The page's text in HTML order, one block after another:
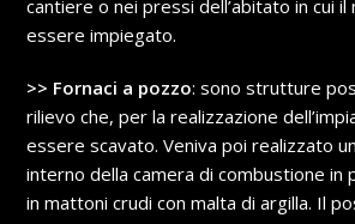
cantiere o nei pressi dell’abitato in cui
essere impiegato.
>> Fornaci a pozzo: sono strutture
rilievo che, per la realizzazione
essere scavato. Veniva poi realizzato
interno della camera di combustione
in mattoni crudi con malta di argilla. Il